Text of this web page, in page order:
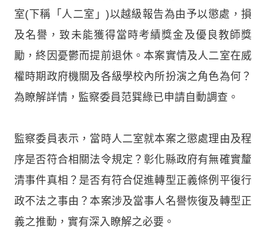
室(下稱「人二室」)以越級報告為由予以懲處，損
及名譽，致未能獲得當時考績獎金及優良教師獎
勵，終因憂鬱而提前退休。本案實情及人二室在威
權時期政府機關及各級學校內所扮演之角色為何？
為瞭解詳情，監察委員范巽綠已申請自動調查。
監察委員表示，當時人二室就本案之懲處理由及程
序是否符合相關法令規定？彰化縣政府有無確實釐
清事件真相？是否有符合促進轉型正義條例平復行
政不法之事由？本案涉及當事人名譽恢復及轉型正
義之推動，實有深入瞭解之必要。